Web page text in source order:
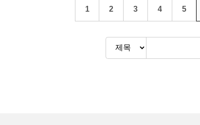
1 2 3 4 5